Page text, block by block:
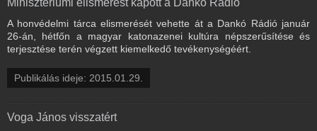
A honvédelmi tárca elismerését vehette át a Dankó Rádió január
26-án, hétfőn a magyar katonazenei kultúra népszerűsítése és
terjesztése terén végzett kiemelkedő tevékenységéért.
Publikálás ideje: 2015.01.29.
Voga János visszatért